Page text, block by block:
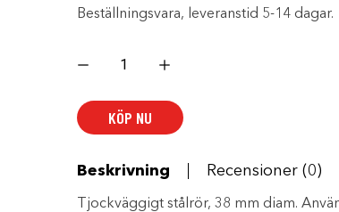
Beställningsvara, leveranstid 5-14 dagar.
FÖR
UPP
OCH
MAXMODELLER
mängd
KÖP NU
Beskrivning Recensioner (0)
Tjockväggigt stålrör, 38 mm diam.